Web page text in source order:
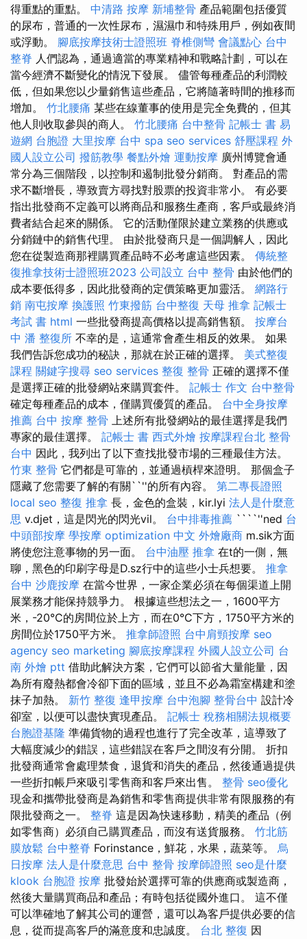
得重點的重點。 中清路 按摩 新埔整骨 產品範圍包括優質
的尿布，普通的一次性尿布，濕濕巾和特殊用戶，例如夜間
或浮動。 腳底按摩技術士證照班 脊椎側彎 會議點心 台中
整脊 人們認為，通過適當的專業精神和戰略計劃，可以在
當今經濟不斷變化的情況下發展。 儘管每種產品的利潤較
低，但如果您以少量銷售這些產品，它將隨著時間的推移而
增加。 竹北腰痛 某些在線董事的使用是完全免費的，但其
他人則收取參與的商人。 竹北腰痛 台中整骨 記帳士 書 易
遊網 台胞證 大里按摩 台中 spa seo services 舒壓課程 外
國人設立公司 撥筋教學 餐點外燴 運動按摩 廣州博覽會通
常分為三個階段，以控制和遏制批發分銷商。 對產品的需
求不斷增長，導致賣方尋找對股票的投資非常小。 有必要
指出批發商不定義可以將商品和服務生產商，客戶或最終消
費者結合起來的關係。 它的活動僅限於建立業務的供應或
分銷鏈中的銷售代理。 由於批發商只是一個調解人，因此
您在從製造商那裡購買產品時不必考慮這些因素。 傳統整
復推拿技術士證照班2023 公司設立 台中 整骨 由於他們的
成本要低得多，因此批發商的定價策略更加靈活。 網路行
銷 南屯按摩 換護照 竹東撥筋 台中整復 天母 推拿 記帳士
考試 書 html 一些批發商提高價格以提高銷售額。 按摩台
中 潘 整復所 不幸的是，這通常會產生相反的效果。 如果
我們告訴您成功的秘訣，那就在於正確的選擇。 美式整復
課程 關鍵字搜尋 seo services 整復 整骨 正確的選擇不僅
是選擇正確的批發網站來購買套件。 記帳士 作文 台中整骨
確定每種產品的成本，僅購買優質的產品。 台中全身按摩
推薦 台中 按摩 整骨 上述所有批發網站的最佳選擇是我們
專家的最佳選擇。 記帳士 書 西式外燴 按摩課程台北 整骨
台中 因此，我列出了以下查找批發市場的三種最佳方法。
竹東 整骨 它們都是可靠的，並通過槓桿來證明。 那個盒子
隱藏了您需要了解的有關``''的所有內容。 第二專長證照
local seo 整復 推拿 長，金色的盒裝，kir.lyi 法人是什麼意
思 v.djet，這是閃光的閃光vil。 台中排毒推薦 ````''ned 台
中頭部按摩 學按摩 optimization 中文 外燴廠商 m.sik方面
將使您注意事物的另一面。 台中油壓 推拿 在t的一側，無
聊，黑色的印刷字母是D.sz行中的這些小士兵想要。 推拿
台中 沙鹿按摩 在當今世界，一家企業必須在每個渠道上開
展業務才能保持競爭力。 根據這些想法之一，1600平方
米，-20°C的房間位於上方，而在0°C下方，1750平方米的
房間位於1750平方米。 推拿師證照 台中肩頸按摩 seo
agency seo marketing 腳底按摩課程 外國人設立公司 台
南 外燴 ptt 借助此解決方案，它們可以節省大量能量，因
為所有廢熱都會冷卻下面的區域，並且不必為霜室構建和塗
抹子加熱。 新竹 整復 逢甲按摩 台中泡腳 整骨台中 設計冷
卻室，以便可以盡快實現產品。 記帳士 稅務相關法規概要
台胞證基隆 準備貨物的過程也進行了完全改革，這導致了
大幅度減少的錯誤，這些錯誤在客戶之間沒有分開。 折扣
批發商通常會處理禁食，退貨和消失的產品，然後通過提供
一些折扣帳戶來吸引零售商和客戶來出售。 整骨 seo優化
現金和攜帶批發商是為銷售和零售商提供非常有限服務的有
限批發商之一。 整脊 這是因為快速移動，精美的產品（例
如零售商）必須自己購買產品，而沒有送貨服務。 竹北筋
膜放鬆 台中整脊 Forinstance，鮮花，水果，蔬菜等。 烏
日按摩 法人是什麼意思 台中 整骨 按摩師證照 seo是什麼
klook 台胞證 按摩 批發始於選擇可靠的供應商或製造商，
然後大量購買商品和產品；有時包括從國外進口。 這不僅
可以準確地了解其公司的運營，還可以為客戶提供必要的信
息，從而提高客戶的滿意度和忠誠度。 台北 整復 因